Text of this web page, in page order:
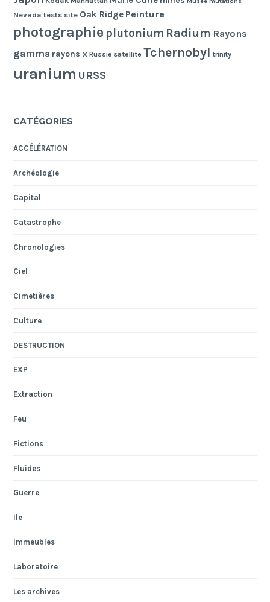
Nevada tests site Oak Ridge Peinture
photographie plutonium Radium Rayons
gamma rayons x Russie satellite Tchernobyl trinity
uranium URSS
CATÉGORIES
ACCÉLÉRATION
Archéologie
Capital
Catastrophe
Chronologies
Ciel
Cimetières
Culture
DESTRUCTION
EXP
Extraction
Feu
Fictions
Fluides
Guerre
Ile
Immeubles
Laboratoire
Les archives